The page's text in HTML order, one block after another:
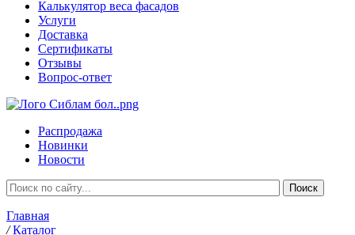
Калькулятор веса фасадов
Услуги
Доставка
Сертификаты
Отзывы
Вопрос-ответ
Распродажа
Новинки
Новости
Главная
/ Каталог